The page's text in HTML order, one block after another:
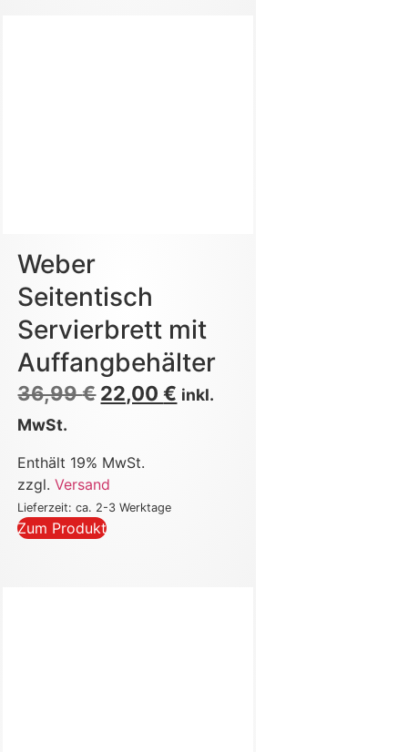
Weber
Seitentisch
Servierbrett mit
Auffangbehälter
36,99€ 22,00€ inkl.
MwSt.
Enthält 19% MwSt.
zzgl.Versand
Lieferzeit: ca. 2-3 Werktage
Zum Produkt